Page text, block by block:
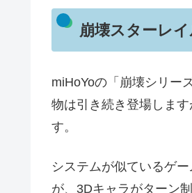
崩壊スターレ
miHoYoの「崩壊シリー
物は引き続き登場しま
す。
システムが似ているゲ
が、3Dキャラがターン